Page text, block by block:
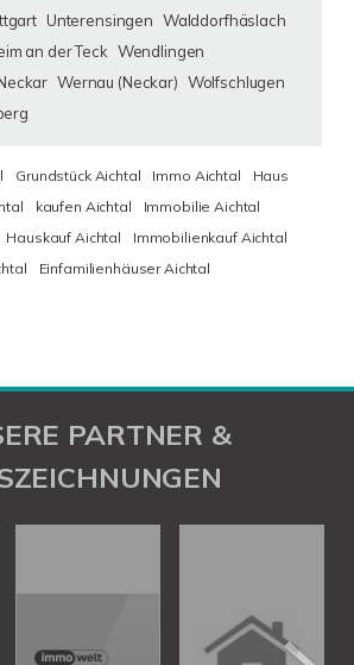
Unterensingen Walddorfhäslach
an der Teck Wendlingen
Wernau (Neckar) Wolfschlugen
Grundstück Aichtal Immo Aichtal
Haus
kaufen Aichtal
Immobilie Aichtal
Hauskauf Aichtal
Immobilienkauf Aichtal
Einfamilienhäuser Aichtal
PARTNER &